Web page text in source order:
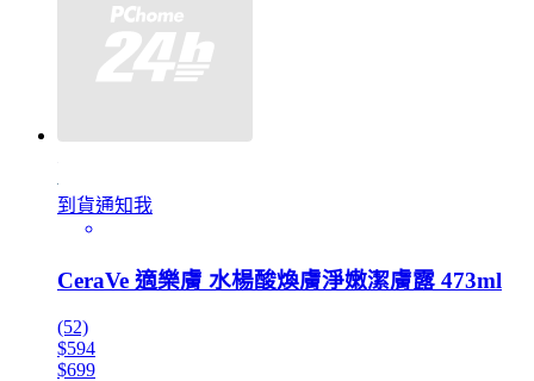
到貨通知我
CeraVe 適樂膚 水楊酸煥膚淨嫩潔膚露 473ml
(52)
$594
$699